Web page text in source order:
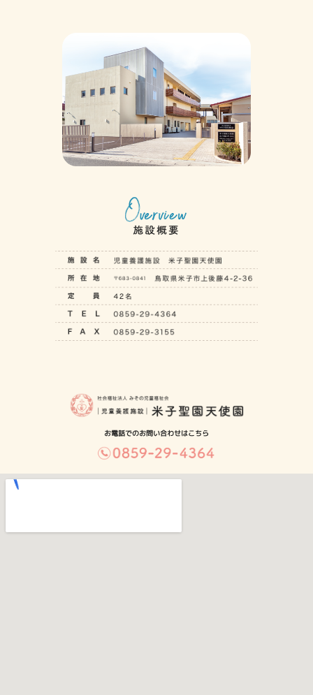
お電話でのお問い合わせはこちら